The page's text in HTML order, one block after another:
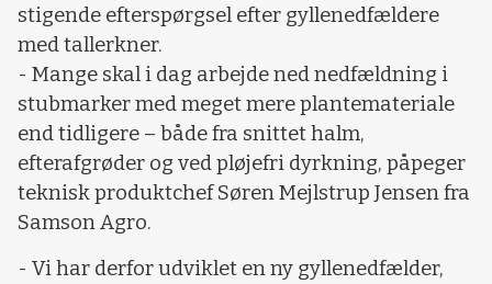
stigende efterspørgsel efter gyllenedfældere
med tallerkner.
- Mange skal i dag arbejde ned nedfældning i
stubmarker med meget mere plantemateriale
end tidligere – både fra snittet halm,
efterafgrøder og ved pløjefri dyrkning, påpeger
teknisk produktchef Søren Mejlstrup Jensen fra
Samson Agro.
- Vi har derfor udviklet en ny gyllenedfælder,